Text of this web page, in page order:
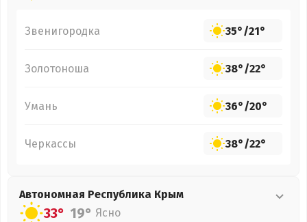
Звенигородка 35°/21°
Золотоноша 38°/22°
Умань 36°/20°
Черкассы 38°/22°
Автономная Республика Крым
33° 19° Ясно